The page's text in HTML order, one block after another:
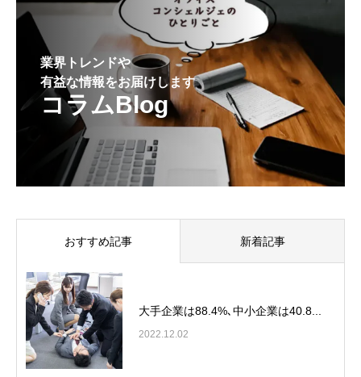
業界トレンドや
有益な情報をお届けします
コラムBlog
おすすめ記事 新着記事
大手企業は88.4%､中小企業は40.8...
2022.12.02